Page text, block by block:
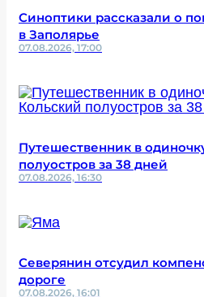
Синоптики рассказали о
в Заполярье
07.08.2026, 17:00
Путешественник в
полуостров за 38 дней
07.08.2026, 16:30
Северянин отсудил
дороге
07.08.2026, 16:01